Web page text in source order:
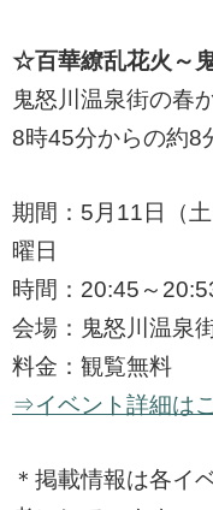
☆百華繚乱花火～
鬼怒川温泉街の春
8時45分からの約8
期間：5月11日（
曜日
時間：20:45～
会場：鬼怒川温泉
料金：観覧無料
⇒イベント詳細は
＊掲載情報は各イ